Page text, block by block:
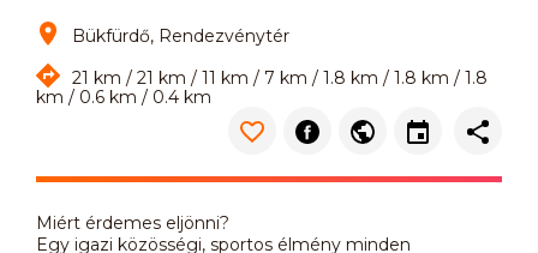
Bükfürdő, Rendezvénytér
21 km / 21 km / 11 km / 7 km / 1.8 km / 1.8 km / 1.8
km / 0.6 km / 0.4 km
Miért érdemes eljönni?
Egy igazi közösségi, sportos élmény minden